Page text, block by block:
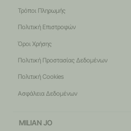
Τρόποι Πληρωμής
Πολιτική Επιστροφών
Όροι Χρήσης
Πολιτική Προστασίας Δεδομένων
Πολιτική Cookies
Ασφάλεια Δεδομένων
MILIAN JO